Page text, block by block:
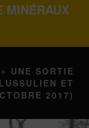
MINÉRAUX
» UNE SORTIE
ET
2017)